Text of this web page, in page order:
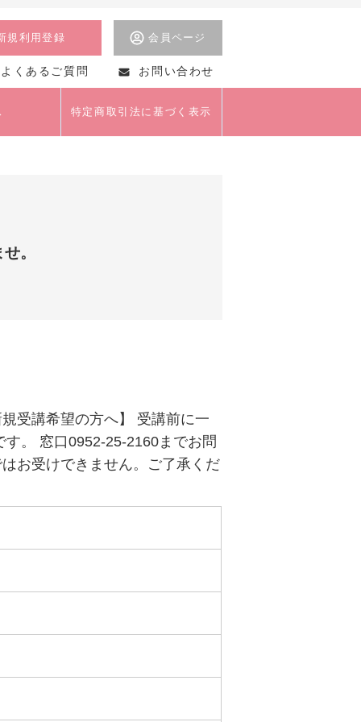
会員ページ
規利用登録
よくあるご質問 お問い合わせ
特定商取引法に基づく表示
。
受講希望の方へ】 受講前に一
。 窓口0952-25-2160までお問
お受けできません。ご了承くだ